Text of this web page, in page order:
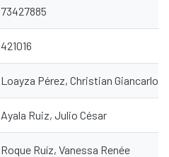
73427885
421016
Loayza Pérez, Christian Giancarlo
Ayala Ruiz, Julio César
Roque Ruíz, Vanessa Renée